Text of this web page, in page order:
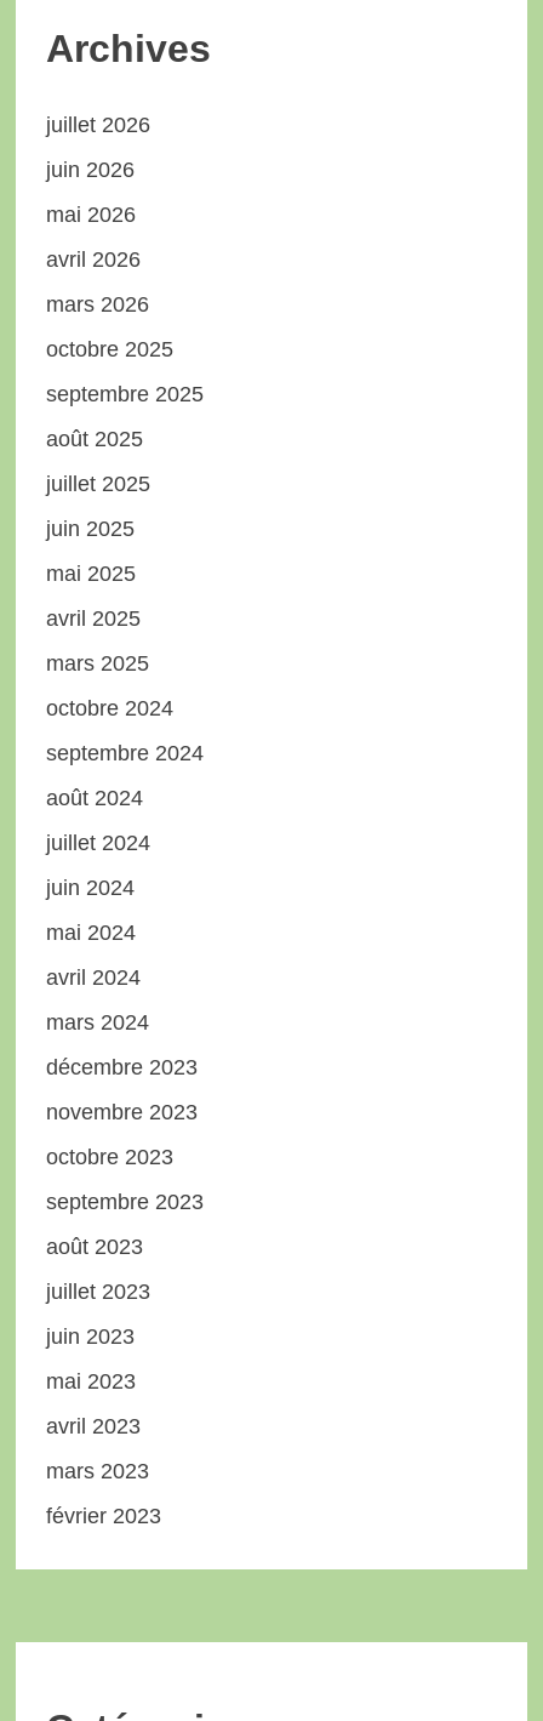
Archives
juillet 2026
juin 2026
mai 2026
avril 2026
mars 2026
octobre 2025
septembre 2025
août 2025
juillet 2025
juin 2025
mai 2025
avril 2025
mars 2025
octobre 2024
septembre 2024
août 2024
juillet 2024
juin 2024
mai 2024
avril 2024
mars 2024
décembre 2023
novembre 2023
octobre 2023
septembre 2023
août 2023
juillet 2023
juin 2023
mai 2023
avril 2023
mars 2023
février 2023